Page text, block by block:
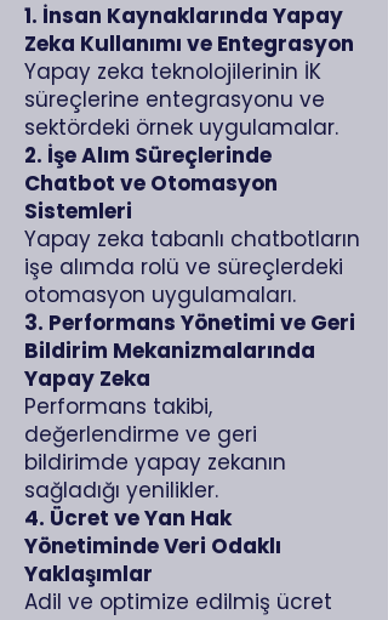
1. İnsan Kaynaklarında Yapay
Zeka Kullanımı ve Entegrasyon
Yapay zeka teknolojilerinin İK
süreçlerine entegrasyonu ve
sektördeki örnek uygulamalar.
2. İşe Alım Süreçlerinde
Chatbot ve Otomasyon
Sistemleri
Yapay zeka tabanlı chatbotların
işe alımda rolü ve süreçlerdeki
otomasyon uygulamaları.
3. Performans Yönetimi ve Geri
Bildirim Mekanizmalarında
Yapay Zeka
Performans takibi,
değerlendirme ve geri
bildirimde yapay zekanın
sağladığı yenilikler.
4. Ücret ve Yan Hak
Yönetiminde Veri Odaklı
Yaklaşımlar
Adil ve optimize edilmiş ücret